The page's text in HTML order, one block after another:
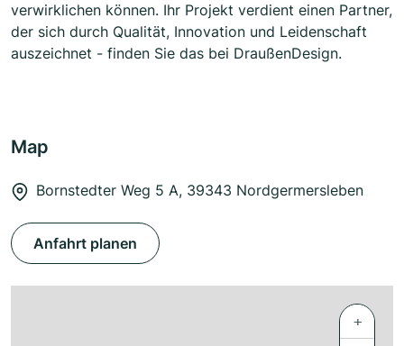
verwirklichen können. Ihr Projekt verdient einen Partner,
der sich durch Qualität, Innovation und Leidenschaft
auszeichnet - finden Sie das bei DraußenDesign.
Map
Bornstedter Weg 5 A, 39343 Nordgermersleben
Anfahrt planen
+